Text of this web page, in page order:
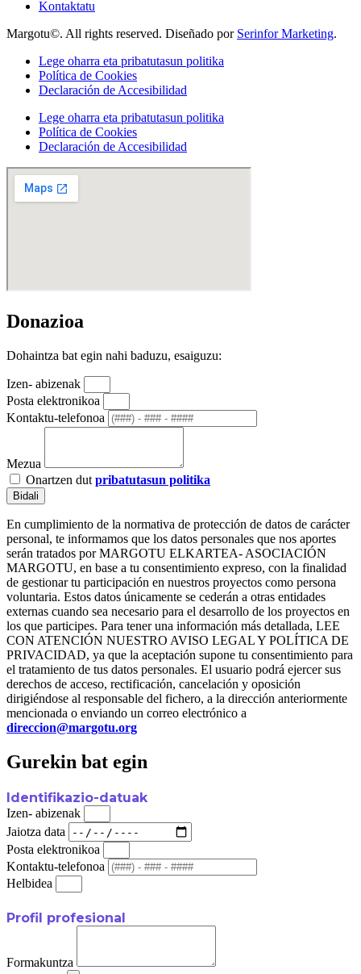
Kontaktatu
Margotu©. All rights reserved. Diseñado por Serinfor Marketing.
Lege oharra eta pribatutasun politika
Política de Cookies
Declaración de Accesibilidad
Lege oharra eta pribatutasun politika
Política de Cookies
Declaración de Accesibilidad
Donazioa
Dohaintza bat egin nahi baduzu, esaiguzu:
Izen- abizenak
Posta elektronikoa
Kontaktu-telefonoa
Mezua
Onartzen dut pribatutasun politika
Bidali
En cumplimiento de la normativa de protección de datos de carácter
personal, te informamos que los datos personales que nos aportes
serán tratados por MARGOTU ELKARTEA- ASOCIACIÓN
MARGOTU, en base a tu consentimiento expreso, con la finalidad
de gestionar tu participación en nuestros proyectos como persona
voluntaria. Estos datos únicamente se cederán a otras entidades
externas cuando sea necesario para el desarrollo de los proyectos en
los que participes. Para tener una información más detallada, LEE
CON ATENCIÓN NUESTRO AVISO LEGAL Y POLÍTICA DE
PRIVACIDAD, ya que la aceptación supone tu consentimiento para
el tratamiento de tus datos personales. El usuario podrá ejercer sus
derechos de acceso, rectificación, cancelación y oposición
dirigiéndose al responsable del fichero, a la dirección anteriormente
mencionada o enviando un correo electrónico a
direccion@margotu.org
Gurekin bat egin
Identifikazio-datuak
Izen- abizenak
Jaiotza data
Posta elektronikoa
Kontaktu-telefonoa
Helbidea
Profil profesional
Formakuntza